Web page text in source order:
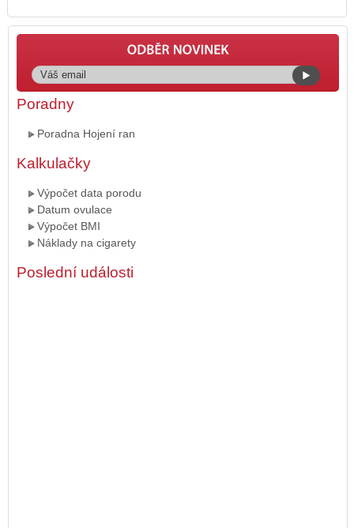
Poradny
Poradna Hojení ran
Kalkulačky
Výpočet data porodu
Datum ovulace
Výpočet BMI
Náklady na cigarety
Poslední události